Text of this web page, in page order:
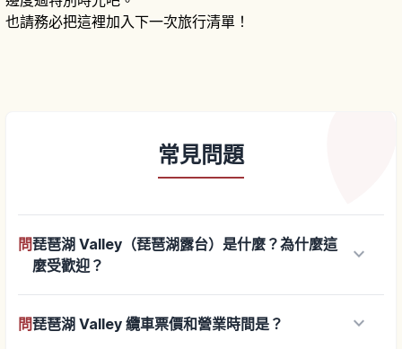
也請務必把這裡加入下一次旅行清單！
常見問題
問琵琶湖 Valley（琵琶湖露台）是什麼？為什麼這
麼受歡迎？
keyboard_arrow_down
問琵琶湖 Valley 纜車票價和營業時間是？ keyboard_arrow_down